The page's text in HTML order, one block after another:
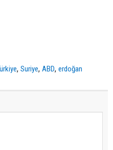
,Suriye,ABD,erdoğan